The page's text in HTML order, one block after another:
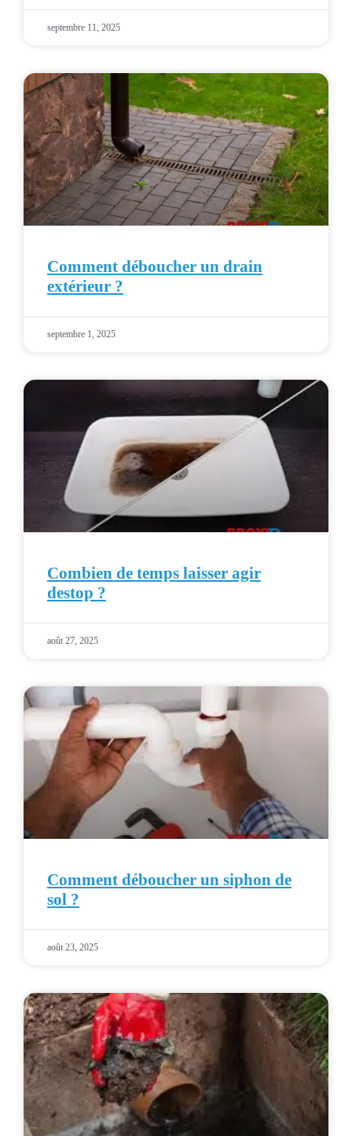
septembre 11, 2025
Comment déboucher un drain
extérieur ?
septembre 1, 2025
Combien de temps laisser agir
destop ?
août 27, 2025
Comment déboucher un siphon de
sol ?
août 23, 2025